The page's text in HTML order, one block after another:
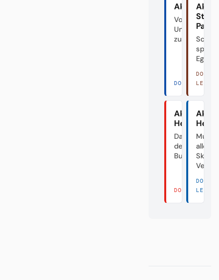
Akte HSV
Von den
zum
DORT LESEN
Akte
St.
Pauli
Schön
Egal.
DORT
LESEN
Akte
Das Dorf in
der
Bundesliga
DORT LESEN
Akte
aller
DORT
LESEN